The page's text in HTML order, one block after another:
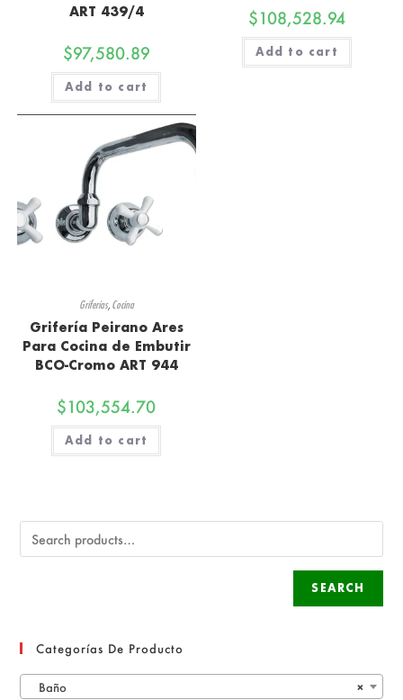
ART 439/4
$97,580.89
Add to cart
$108,528.94
Add to cart
Griferías, Cocina
Grifería Peirano Ares
Para Cocina de Embutir
BCO-Cromo ART 944
$103,554.70
Add to cart
SEARCH
Categorías De Producto
×
Baño